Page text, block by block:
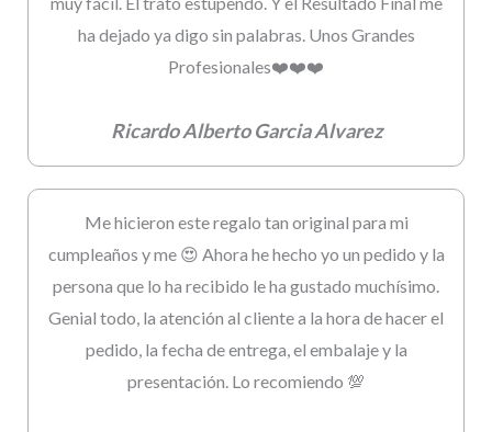
ha dejado ya digo sin palabras. Unos Grandes
Profesionales❤️❤️❤️
Ricardo Alberto Garcia Alvarez
Me hicieron este regalo tan original para mi
cumpleaños y me 😍 Ahora he hecho yo un pedido y la
persona que lo ha recibido le ha gustado muchísimo.
Genial todo, la atención al cliente a la hora de hacer el
pedido, la fecha de entrega, el embalaje y la
presentación. Lo recomiendo 💯